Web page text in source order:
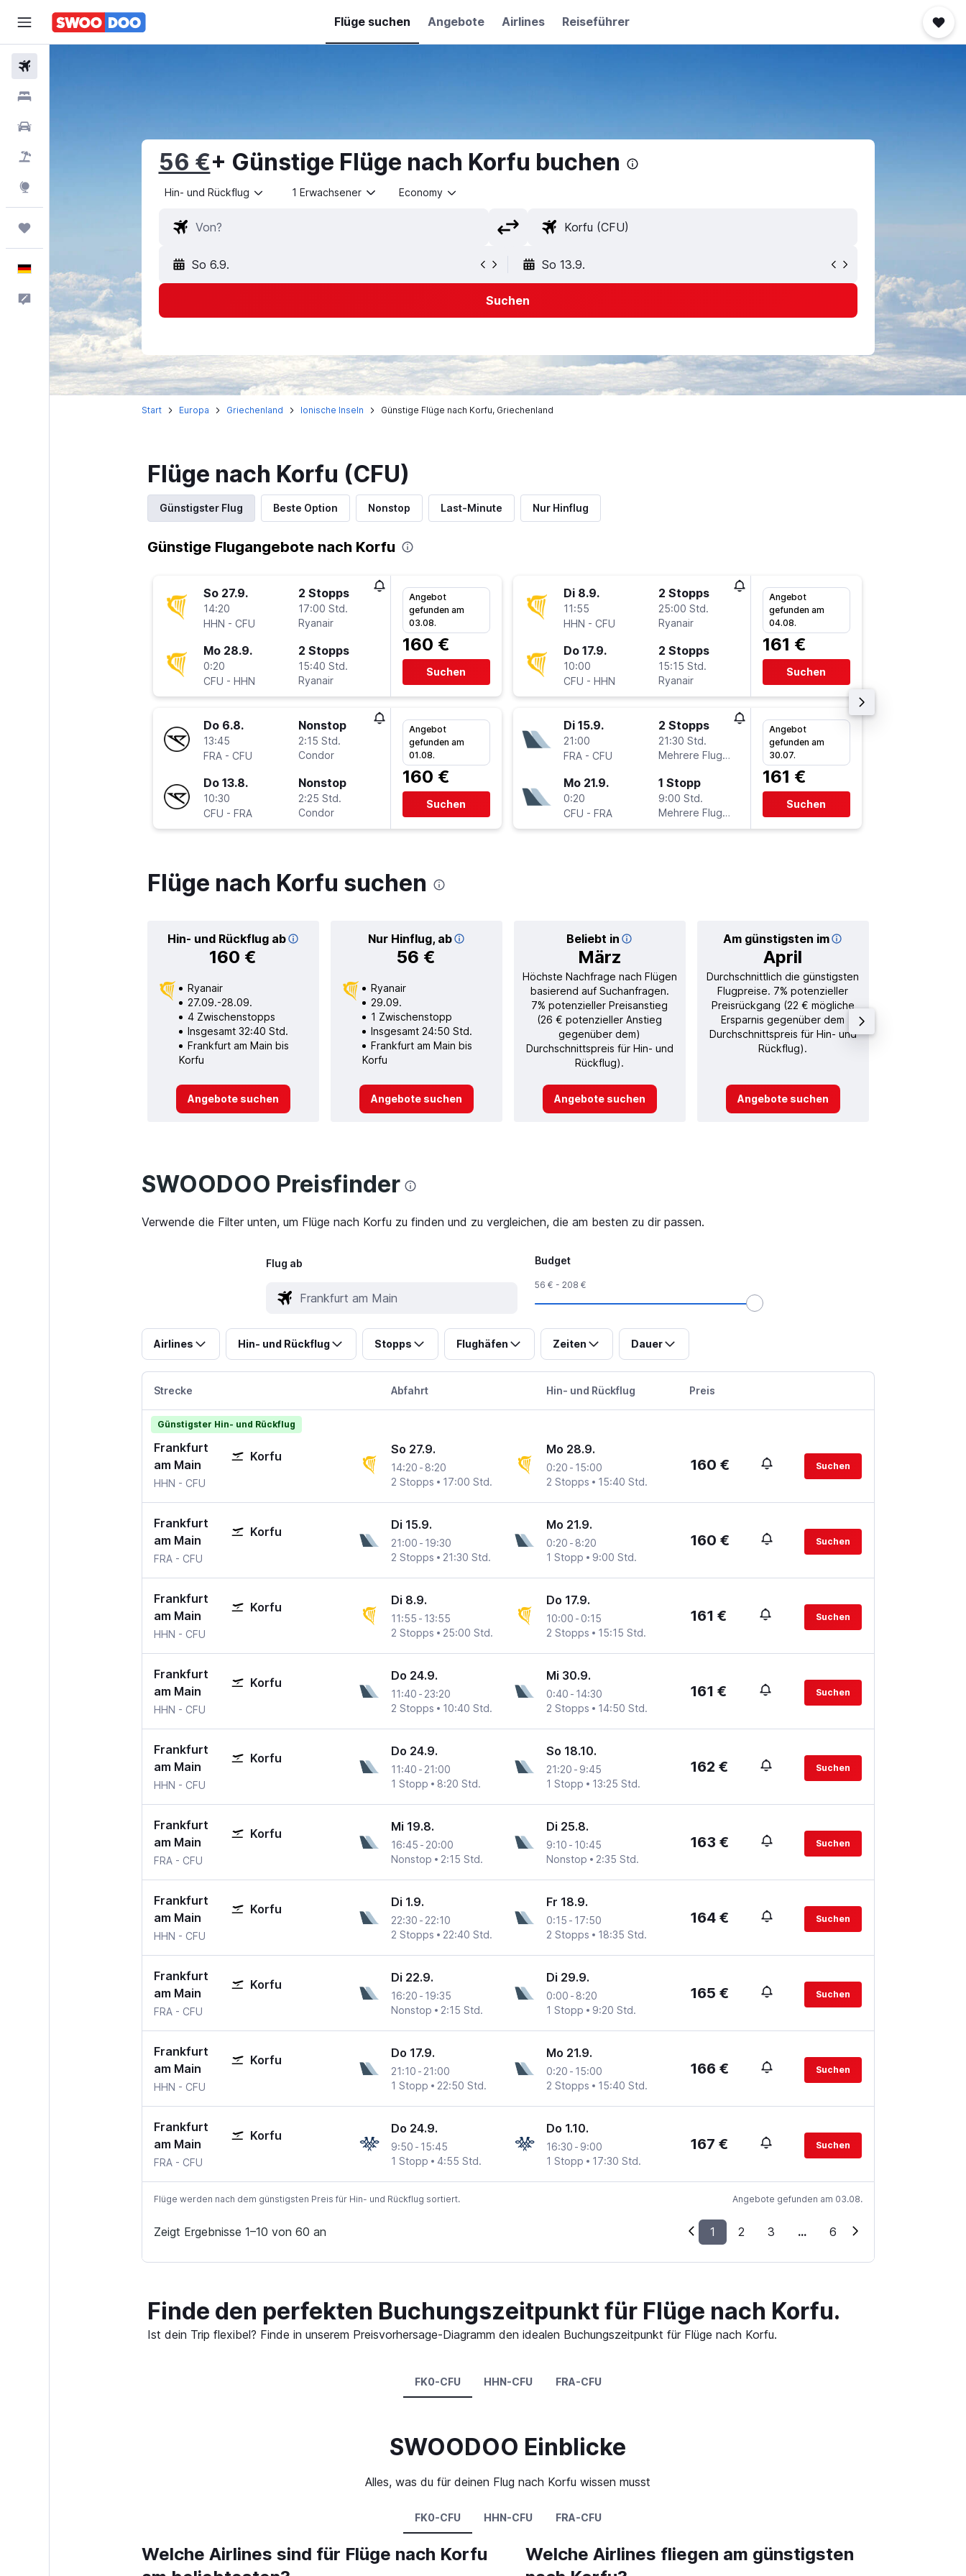
Flüge suchen Angebote Airlines Reiseführer
Feedback
56 €+ Günstige Flüge nach Korfu buchen
Hin- und Rückflug 1 Erwachsener Economy
So 6.9. So 13.9.
Suchen
Start Europa Griechenland Ionische Inseln Günstige Flüge nach Korfu, Griechenland
Flüge nach Korfu (CFU)
Günstigster Flug Beste Option Nonstop Last-Minute Nur Hinflug
Günstige Flugangebote nach Korfu
So 27.9.
14:20
HHN - CFU
2 Stopps
17:00 Std.
Ryanair
Mo 28.9.
0:20
CFU - HHN
2 Stopps
15:40 Std.
Ryanair
Angebot
gefunden am
03.08.
160 €
Suchen
Do 6.8.
13:45
FRA - CFU
Nonstop
2:15 Std.
Condor
Do 13.8.
10:30
CFU - FRA
Nonstop
2:25 Std.
Condor
Angebot
gefunden am
01.08.
160 €
Suchen
Di 8.9.
11:55
HHN - CFU
2 Stopps
25:00 Std.
Ryanair
Do 17.9.
10:00
CFU - HHN
2 Stopps
15:15 Std.
Ryanair
Angebot
gefunden am
04.08.
161 €
Suchen
Di 15.9.
21:00
FRA - CFU
2 Stopps
21:30 Std.
Mehrere Fluglinien
Mo 21.9.
0:20
CFU - FRA
1 Stopp
9:00 Std.
Mehrere Fluglinien
Angebot
gefunden am
30.07.
161 €
Suchen
Flüge nach Korfu suchen
Hin- und Rückflug ab
160 €
Nur Hinflug, ab
56 €
Beliebt in
März
Am günstigsten im
April
Ryanair
27.09.-28.09.
4 Zwischenstopps
Insgesamt 32:40 Std.
Frankfurt am Main bis
Korfu
Angebote suchen
Ryanair
29.09.
1 Zwischenstopp
Insgesamt 24:50 Std.
Frankfurt am Main bis
Korfu
Angebote suchen
Höchste Nachfrage nach Flügen
basierend auf Suchanfragen.
7% potenzieller Preisanstieg
(26 € potenzieller Anstieg
gegenüber dem)
Durchschnittspreis für Hin- und
Rückflug).
Angebote suchen
Durchschnittlich die günstigsten
Flugpreise. 7% potenzieller
Preisrückgang (22 € mögliche
Ersparnis gegenüber dem
Durchschnittspreis für Hin- und
Rückflug).
Angebote suchen
SWOODOO Preisfinder
Verwende die Filter unten, um Flüge nach Korfu zu finden und zu vergleichen, die am besten zu dir passen.
Flug ab Budget
56 € - 208 €
Airlines Hin- und Rückflug Stopps Flughäfen Zeiten Dauer
Strecke Abfahrt Hin- und Rückflug Preis
Günstigster Hin- und Rückflug
Frankfurt
am Main
Korfu
HHN - CFU
So 27.9.
14:20 - 8:20
2 Stopps
17:00 Std.
Mo 28.9.
0:20 - 15:00
2 Stopps
15:40 Std.
160 € Suchen
Frankfurt
am Main
Korfu
FRA- CFU
Di 15.9.
21:00 - 19:30
2 Stopps
21:30 Std.
Mo 21.9.
0:20 - 8:20
1 Stopp
9:00 Std.
160 € Suchen
Frankfurt
am Main
Korfu
HHN - CFU
Di 8.9.
11:55 - 13:55
2 Stopps
25:00 Std.
Do 17.9.
10:00 - 0:15
2 Stopps
15:15 Std.
161 € Suchen
Frankfurt
am Main
Korfu
HHN - CFU
Do 24.9.
11:40 - 23:20
2 Stopps
10:40 Std.
Mi 30.9.
0:40 - 14:30
2 Stopps
14:50 Std.
161 € Suchen
Frankfurt
am Main
Korfu
HHN - CFU
Do 24.9.
11:40 - 21:00
1 Stopp
8:20 Std.
So 18.10.
21:20 - 9:45
1 Stopp
13:25 Std.
162 € Suchen
Frankfurt
am Main
Korfu
FRA- CFU
Mi 19.8.
16:45 - 20:00
Nonstop
2:15 Std.
Di 25.8.
9:10 - 10:45
Nonstop
2:35 Std.
163 € Suchen
Frankfurt
am Main
Korfu
HHN - CFU
Di 1.9.
22:30 - 22:10
2 Stopps
22:40 Std.
Fr 18.9.
0:15 - 17:50
2 Stopps
18:35 Std.
164 € Suchen
Frankfurt
am Main
Korfu
FRA- CFU
Di 22.9.
16:20 - 19:35
Nonstop
2:15 Std.
Di 29.9.
0:00 - 8:20
1 Stopp
9:20 Std.
165 € Suchen
Frankfurt
am Main
Korfu
HHN - CFU
Do 17.9.
21:10 - 21:00
1 Stopp
22:50 Std.
Mo 21.9.
0:20 - 15:00
2 Stopps
15:40 Std.
166 € Suchen
Frankfurt
am Main
Korfu
FRA- CFU
Do 24.9.
9:50 - 15:45
1 Stopp
4:55 Std.
Do 1.10.
16:30 - 9:00
1 Stopp
17:30 Std.
167 € Suchen
Flüge werden nach dem günstigsten Preis für Hin- und Rückflug sortiert. Angebote gefunden am 03.08.
Zeigt Ergebnisse 1–10 von 60 an 1 2 3 ... 6
Finde den perfekten Buchungszeitpunkt für Flüge nach Korfu.
Ist dein Trip flexibel? Finde in unserem Preisvorhersage-Diagramm den idealen Buchungszeitpunkt für Flüge nach Korfu.
FK0-CFU HHN-CFU FRA-CFU
SWOODOO Einblicke
Alles, was du für deinen Flug nach Korfu wissen musst
FK0-CFU HHN-CFU FRA-CFU
Welche Airlines sind für Flüge nach Korfu
Welche Airlines fliegen am günstigsten